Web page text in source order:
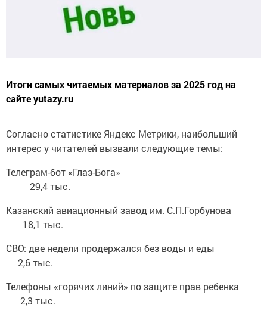
Итоги самых читаемых материалов за 2025 год на
сайте yutazy.ru
Согласно статистике Яндекс Метрики, наибольший
интерес у читателей вызвали следующие темы:
Телеграм-бот «Глаз-Бога»
29,4 тыс.
Казанский авиационный завод им. С.П.Горбунова
18,1 тыс.
СВО: две недели продержался без воды и еды
2,6 тыс.
Телефоны «горячих линий» по защите прав ребенка
2,3 тыс.